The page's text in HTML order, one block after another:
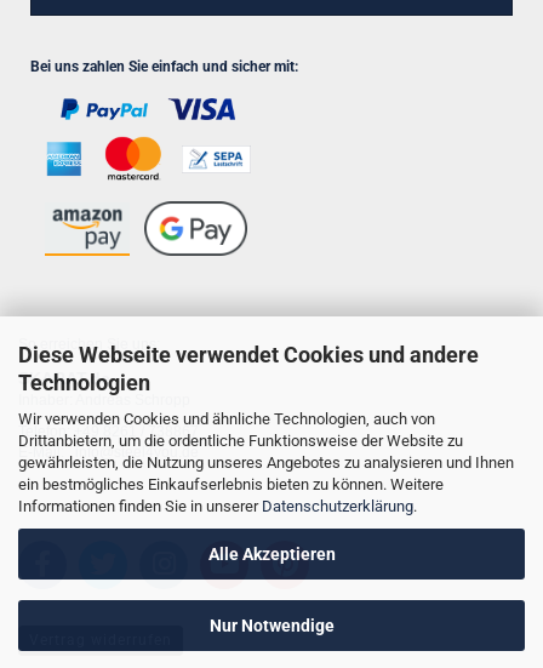
Diese Webseite verwendet Cookies und andere
Technologien
Wir verwenden Cookies und ähnliche Technologien, auch von
Drittanbietern, um die ordentliche Funktionsweise der Website zu
gewährleisten, die Nutzung unseres Angebotes zu analysieren und Ihnen
ein bestmögliches Einkaufserlebnis bieten zu können. Weitere
Informationen finden Sie in unserer Datenschutzerklärung.
Alle Akzeptieren
Nur Notwendige
Bei uns zahlen Sie einfach und sicher mit:
So erreichen Sie uns:
SKARAT.de
Inhaber: Andreas Schropp
Telefon: +49 8261 / 738867
E-Mail: info@steel4you.de